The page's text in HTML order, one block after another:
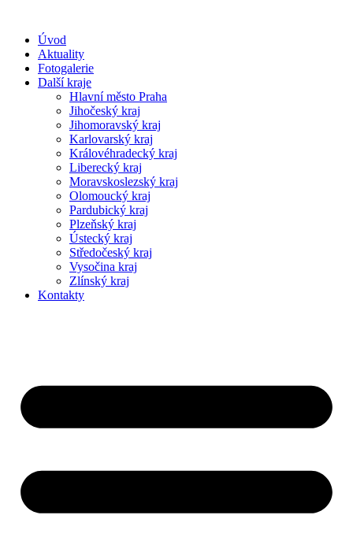
Úvod
Aktuality
Fotogalerie
Další kraje
Hlavní město Praha
Jihočeský kraj
Jihomoravský kraj
Karlovarský kraj
Královéhradecký kraj
Liberecký kraj
Moravskoslezský kraj
Olomoucký kraj
Pardubický kraj
Plzeňský kraj
Ústecký kraj
Středočeský kraj
Vysočina kraj
Zlínský kraj
Kontakty